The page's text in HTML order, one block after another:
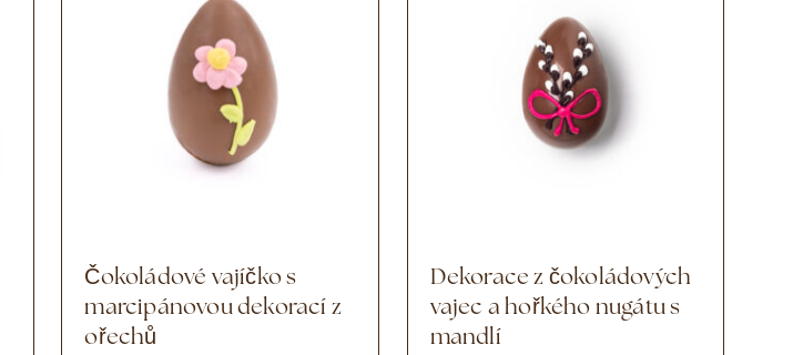
Čokoládové vajíčko s
marcipánovou dekorací z
ořechů
Dekorace z čokoládových
vajec a hořkého nugátu s
mandlí